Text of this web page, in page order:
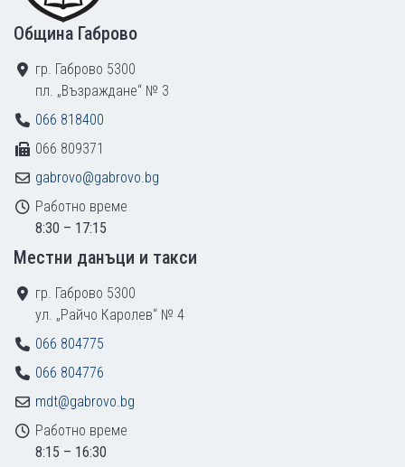
Община Габрово
гр. Габрово 5300
пл. „Възраждане“ № 3
066 818400
066 809371
gabrovo@gabrovo.bg
Работно време
8:30 – 17:15
Местни данъци и такси
гр. Габрово 5300
ул. „Райчо Каролев“ № 4
066 804775
066 804776
mdt@gabrovo.bg
Работно време
8:15 – 16:30